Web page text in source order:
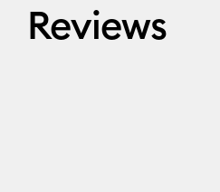
Reviews